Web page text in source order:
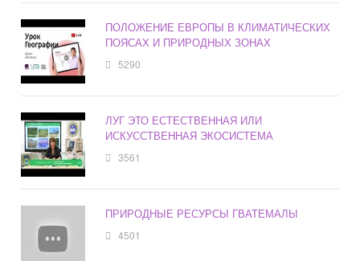
ПОЛОЖЕНИЕ ЕВРОПЫ В КЛИМАТИЧЕСКИХ
ПОЯСАХ И ПРИРОДНЫХ ЗОНАХ
5290
ЛУГ ЭТО ЕСТЕСТВЕННАЯ ИЛИ
ИСКУССТВЕННАЯ ЭКОСИСТЕМА
3561
ПРИРОДНЫЕ РЕСУРСЫ ГВАТЕМАЛЫ
4501